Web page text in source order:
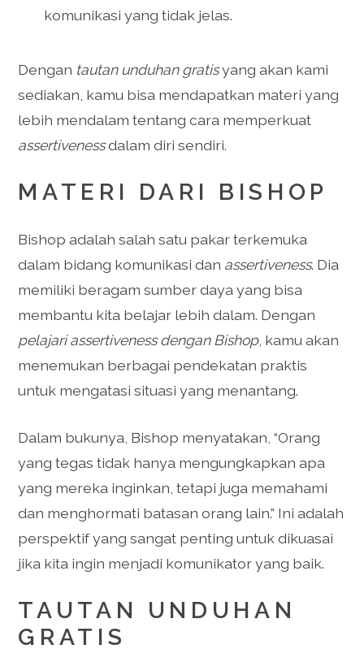
komunikasi yang tidak jelas.
Dengan tautan unduhan gratisyang akan kami
sediakan, kamu bisa mendapatkan materi yang
lebih mendalam tentang cara memperkuat
assertivenessdalam diri sendiri.
MATERI DARI BISHOP
Bishop adalah salah satu pakar terkemuka
dalam bidang komunikasi dan assertiveness. Dia
memiliki beragam sumber daya yang bisa
membantu kita belajar lebih dalam. Dengan
pelajari assertiveness dengan Bishop, kamu akan
menemukan berbagai pendekatan praktis
untuk mengatasi situasi yang menantang.
Dalam bukunya, Bishop menyatakan, “Orang
yang tegas tidak hanya mengungkapkan apa
yang mereka inginkan, tetapi juga memahami
dan menghormati batasan orang lain.” Ini adalah
perspektif yang sangat penting untuk dikuasai
jika kita ingin menjadi komunikator yang baik.
TAUTAN UNDUHAN
GRATIS